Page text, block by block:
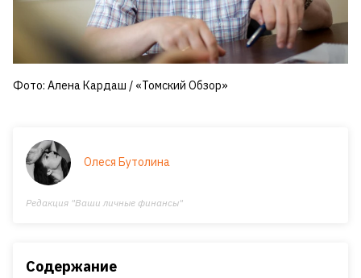
Фото: Алена Кардаш / «Томский Обзор»
Олеся Бутолина
Редакция "Ваши личные финансы"
Содержание